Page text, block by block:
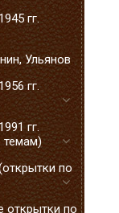
гг.
Ульянов
гг.
гг.
темам)
по
открытки по